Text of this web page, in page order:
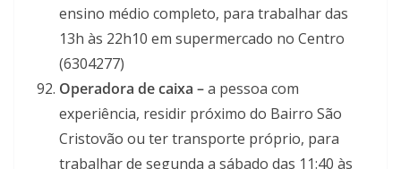
ensino médio completo, para trabalhar das
13h às 22h10 em supermercado no Centro
(6304277)
Operadora de caixa –a pessoa com
experiência, residir próximo do Bairro São
Cristovão ou ter transporte próprio, para
trabalhar de segunda a sábado das 11:40 às